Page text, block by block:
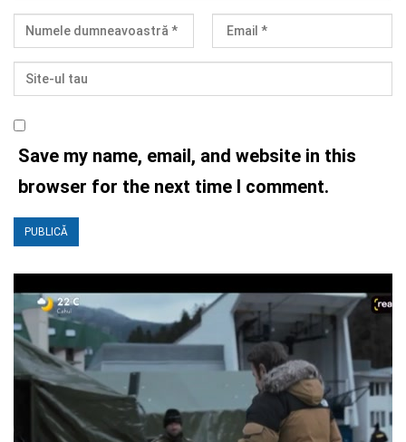
Save my name, email, and website in this
browser for the next time I comment.